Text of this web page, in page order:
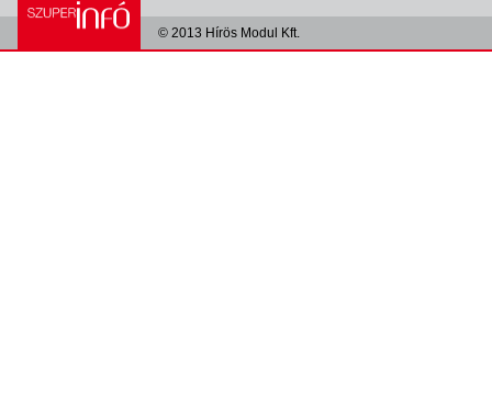
© 2013 Hírös Modul Kft.